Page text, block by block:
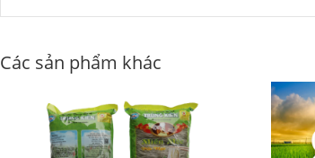
Các sản phẩm khác